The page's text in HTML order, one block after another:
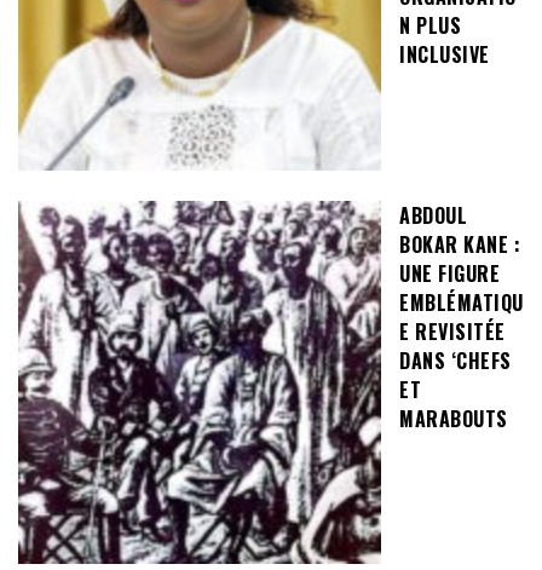
N PLUS
INCLUSIVE
ABDOUL
BOKAR KANE :
UNE FIGURE
EMBLÉMATIQU
E REVISITÉE
DANS ‘CHEFS
ET
MARABOUTS